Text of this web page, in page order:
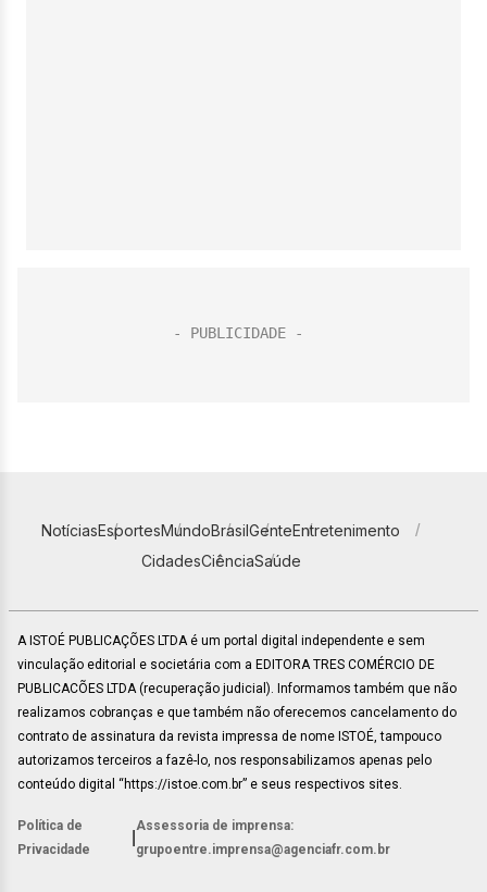
NotíciasEsportesMundoBrasilGenteEntretenimento
CidadesCiênciaSaúde
A ISTOÉ PUBLICAÇÕES LTDA é um portal digital independente e sem
vinculação editorial e societária com a EDITORA TRES COMÉRCIO DE
PUBLICACÕES LTDA (recuperação judicial). Informamos também que não
realizamos cobranças e que também não oferecemos cancelamento do
contrato de assinatura da revista impressa de nome ISTOÉ, tampouco
autorizamos terceiros a fazê-lo, nos responsabilizamos apenas pelo
conteúdo digital “https://istoe.com.br” e seus respectivos sites.
Política de
Privacidade
Assessoria de imprensa:
grupoentre.imprensa@agenciafr.com.br